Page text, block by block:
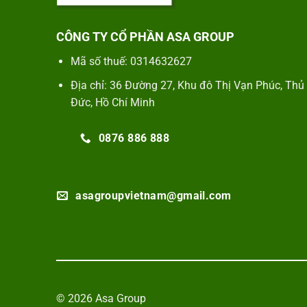
CÔNG TY CỔ PHẦN ASA GROUP
Mã số thuế: 0314632627
Địa chỉ: 36 Đường 27, Khu đô Thị Vạn Phúc, Thủ
Đức, Hồ Chí Minh
0876 886 888
asagroupvietnam@gmail.com
© 2026 Asa Group